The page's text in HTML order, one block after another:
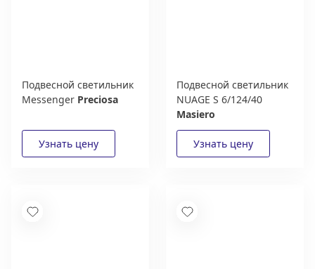
Подвесной светильник
Messenger Preciosa
Подвесной светильник
NUAGE S 6/124/40
Masiero